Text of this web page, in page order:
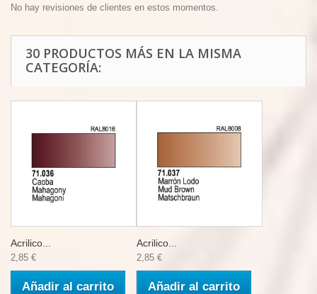
No hay revisiones de clientes en estos momentos.
30 PRODUCTOS MÁS EN LA MISMA
CATEGORÍA:
Acrilico...
2,85 €
Añadir al carrito
Acrilico...
2,85 €
Añadir al carrito